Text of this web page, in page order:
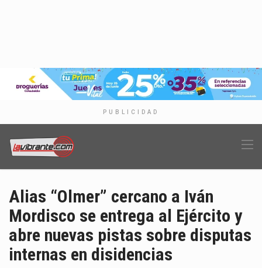
PUBLICIDAD
Alias “Olmer” cercano a Iván
Mordisco se entrega al Ejército y
abre nuevas pistas sobre disputas
internas en disidencias